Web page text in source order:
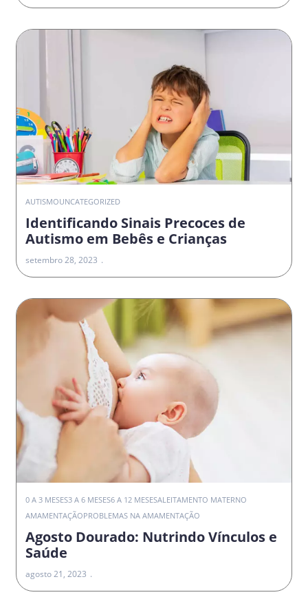
AUTISMOUNCATEGORIZED
Identificando Sinais Precoces de
Autismo em Bebês e Crianças
setembro 28, 2023
0 A 3 MESES3 A 6 MESES6 A 12 MESESALEITAMENTO MATERNO
AMAMENTAÇÃOPROBLEMAS NA AMAMENTAÇÃO
Agosto Dourado: Nutrindo Vínculos e
Saúde
agosto 21, 2023